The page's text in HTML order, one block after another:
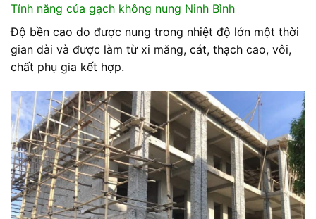
Tính năng của gạch không nung Ninh Bình
Độ bền cao do được nung trong nhiệt độ lớn một thời
gian dài và được làm từ xi măng, cát, thạch cao, vôi,
chất phụ gia kết hợp.